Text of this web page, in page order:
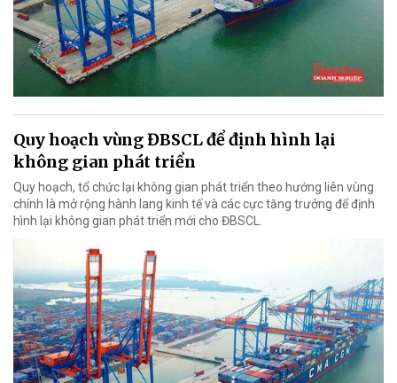
Quy hoạch vùng ĐBSCL để định hình lại
không gian phát triển
Quy hoạch, tổ chức lại không gian phát triển theo hướng liên vùng
chính là mở rộng hành lang kinh tế và các cực tăng trưởng để định
hình lại không gian phát triển mới cho ĐBSCL.